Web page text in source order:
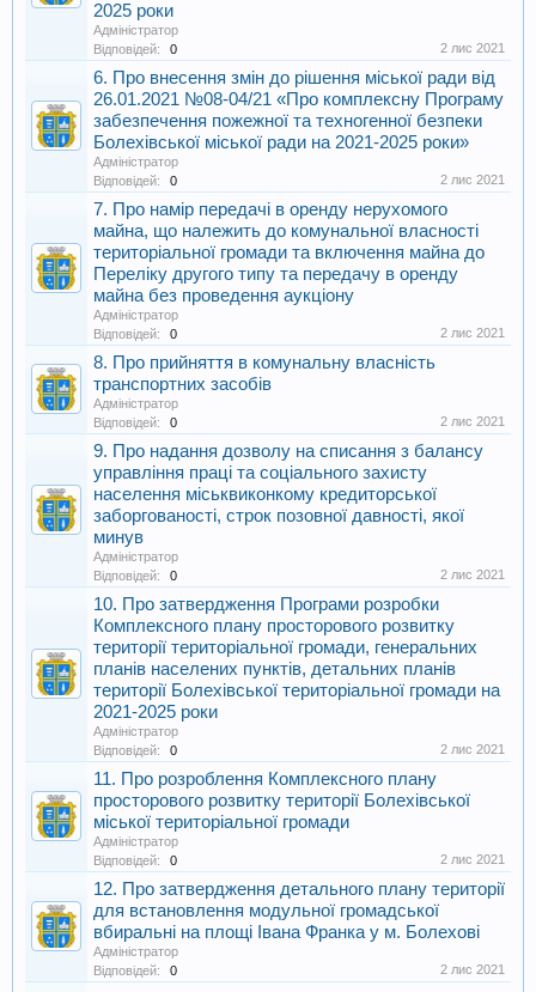
2025 роки
Адміністратор
Відповідей:
0 2 лис 2021
6. Про внесення змін до рішення міської ради від
26.01.2021 №08-04/21 «Про комплексну Програму
забезпечення пожежної та техногенної безпеки
Болехівської міської ради на 2021-2025 роки»
Адміністратор
Відповідей:
0 2 лис 2021
7. Про намір передачі в оренду нерухомого
майна, що належить до комунальної власності
територіальної громади та включення майна до
Переліку другого типу та передачу в оренду
майна без проведення аукціону
Адміністратор
Відповідей:
0 2 лис 2021
8. Про прийняття в комунальну власність
транспортних засобів
Адміністратор
Відповідей:
0 2 лис 2021
9. Про надання дозволу на списання з балансу
управління праці та соціального захисту
населення міськвиконкому кредиторської
заборгованості, строк позовної давності, якої
минув
Адміністратор
Відповідей:
0 2 лис 2021
10. Про затвердження Програми розробки
Комплексного плану просторового розвитку
території територіальної громади, генеральних
планів населених пунктів, детальних планів
території Болехівської територіальної громади на
2021-2025 роки
Адміністратор
Відповідей:
0 2 лис 2021
11. Про розроблення Комплексного плану
просторового розвитку території Болехівської
міської територіальної громади
Адміністратор
Відповідей:
0 2 лис 2021
12. Про затвердження детального плану території
для встановлення модульної громадської
вбиральні на площі Івана Франка у м. Болехові
Адміністратор
Відповідей:
0 2 лис 2021